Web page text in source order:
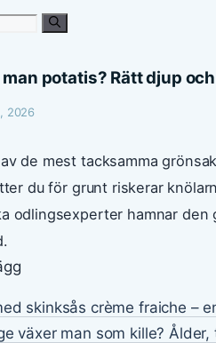
potatis? Rätt djup
2026
de mest tacksamma
du för grunt riskerar
odlingsexperter hamnar
skinksås crème fraiche –
växer man som kille?